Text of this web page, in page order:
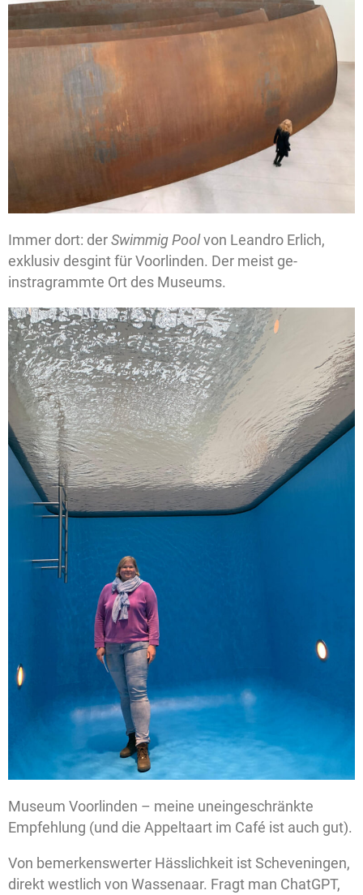
Immer dort: derSwimmig Poolvon Leandro Erlich,
exklusiv desgint für Voorlinden. Der meist ge-
instragrammte Ort des Museums.
Museum Voorlinden – meine uneingeschränkte
Empfehlung (und die Appeltaart im Café ist auch gut).
Von bemerkenswerter Hässlichkeit ist Scheveningen,
direkt westlich von Wassenaar. Fragt man ChatGPT,